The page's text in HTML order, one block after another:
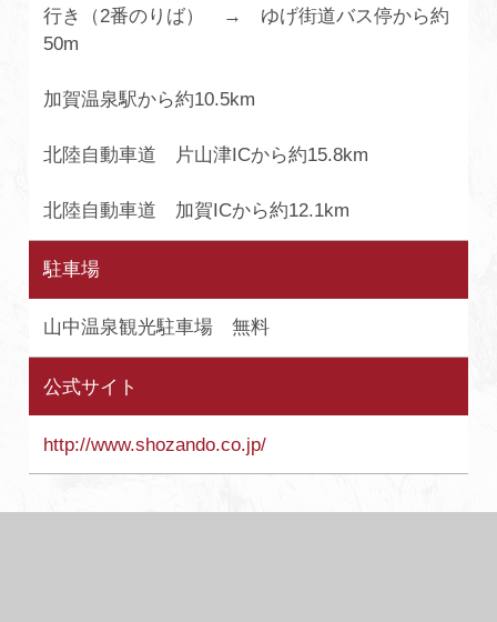
行き（2番のりば） → ゆげ街道バス停から約
50m
加賀温泉駅から約10.5km
北陸自動車道 片山津ICから約15.8km
北陸自動車道 加賀ICから約12.1km
駐車場
山中温泉観光駐車場 無料
公式サイト
http://www.shozando.co.jp/